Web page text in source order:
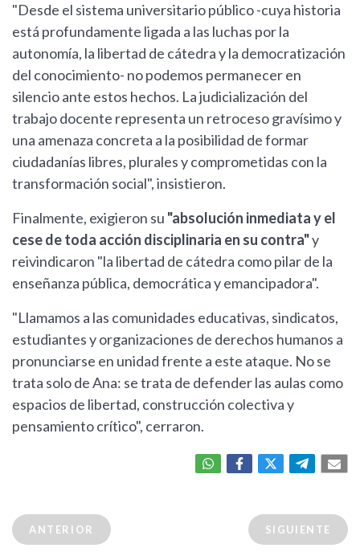
"Desde el sistema universitario público -cuya historia
está profundamente ligada a las luchas por la
autonomía, la libertad de cátedra y la democratización
del conocimiento- no podemos permanecer en
silencio ante estos hechos. La judicialización del
trabajo docente representa un retroceso gravísimo y
una amenaza concreta a la posibilidad de formar
ciudadanías libres, plurales y comprometidas con la
transformación social", insistieron.
Finalmente, exigieron su "absolución inmediata y el
cese de toda acción disciplinaria en su contra"y
reivindicaron "la libertad de cátedra como pilar de la
enseñanza pública, democrática y emancipadora".
"Llamamos a las comunidades educativas, sindicatos,
estudiantes y organizaciones de derechos humanos a
pronunciarse en unidad frente a este ataque. No se
trata solo de Ana: se trata de defender las aulas como
espacios de libertad, construcción colectiva y
pensamiento crítico", cerraron.
ANTERIOR SIGUIENTE